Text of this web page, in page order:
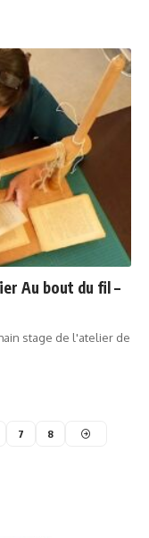
Au bout du fil –
stage de l'atelier de
7 8